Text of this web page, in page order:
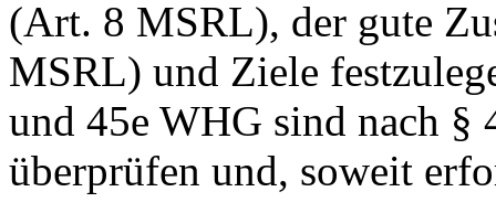
(Art. 8 MSRL), der gute
MSRL) und Ziele
und 45e WHG sind nach §
überprüfen und, soweit